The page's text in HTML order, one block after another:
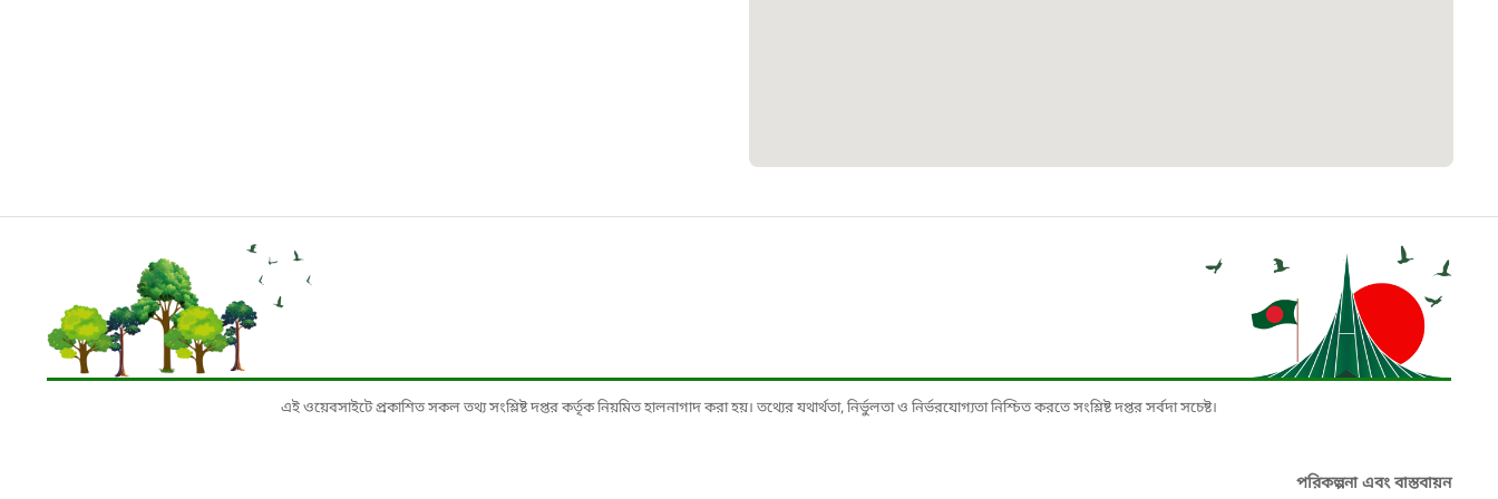
১৬১০৯
বাংলাদেশ কর্মচারী কল্যাণ বোর্ড হটলাইন
০১৯০৮৮৮৮৮৮৮
১৬১১৩
এই ওয়েবসাইটে প্রকাশিত সকল তথ্য সংশ্লিষ্ট দপ্তর কর্তৃক নিয়মিত হালনাগাদ করা হয়। তথ্যের যথার্থতা, নির্ভুলতা ও নির্ভরযোগ্যতা নিশ্চিত করতে সংশ্লিষ্ট দপ্তর সর্বদা সচেষ্ট।
পরিকল্পনা এবং বাস্তবায়ন